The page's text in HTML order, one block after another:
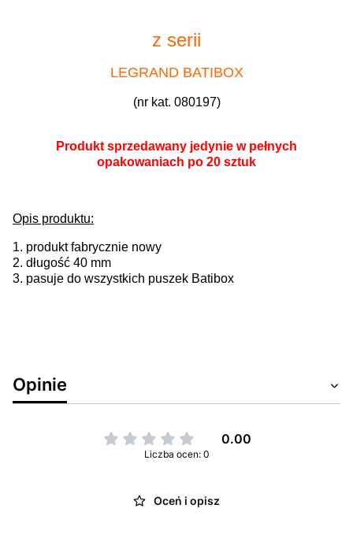
z serii
LEGRAND BATIBOX
(nr kat. 080197)
Produkt sprzedawany jedynie w pełnych
opakowaniach po 20 sztuk
Opis produktu:
1. produkt fabrycznie nowy
2. długość 40 mm
3. pasuje do wszystkich puszek Batibox
Opinie
0.00
Liczba ocen: 0
Oceń i opisz